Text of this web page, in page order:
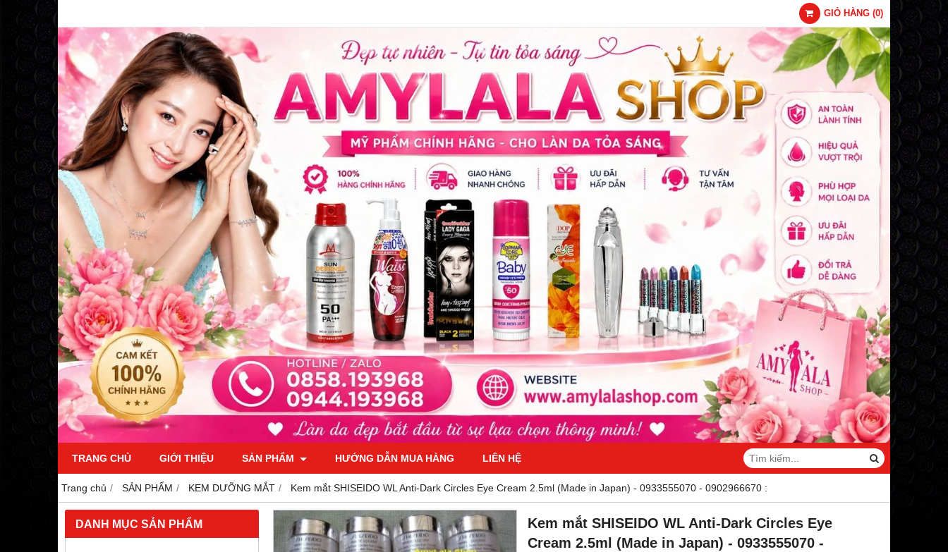
GIỎ HÀNG (0)
TRANG CHỦ GIỚI THIỆU SẢN PHẨM HƯỚNG DẪN MUA HÀNG LIÊN HỆ
Trang chủ SẢN PHẨM KEM DƯỠNG MẮT Kem mắt SHISEIDO WL Anti-Dark Circles Eye Cream 2.5ml (Made in Japan) - 0933555070 - 0902966670 :
DANH MỤC SẢN PHẨM
Kem mắt SHISEIDO WL Anti-Dark Circles Eye
Cream 2.5ml (Made in Japan) - 0933555070 -